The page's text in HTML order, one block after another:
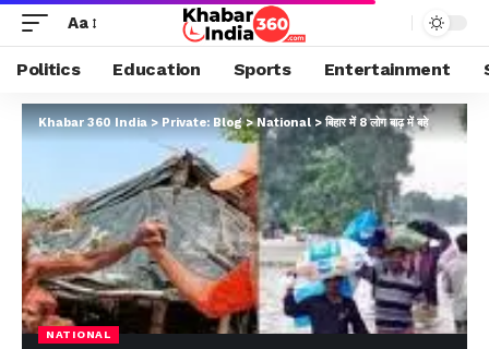
Aa
Politics Education Sports Entertainment
Khabar 360 India>Private: Blog>National>बिहार में 8 लोग बाढ़ में बहे
NATIONAL